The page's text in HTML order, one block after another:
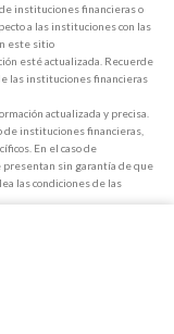
instituciones financieras o
a las instituciones con las
este sitio
esté actualizada. Recuerde
las instituciones financieras
actualizada y precisa.
instituciones financieras,
En el caso de
presentan sin garantía de que
las condiciones de las